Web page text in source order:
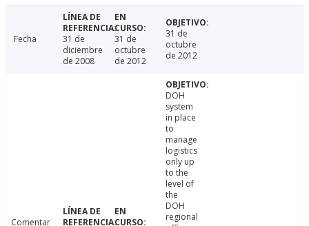
Fecha
31 de
diciembre
de 2008
31 de
octubre
de 2012
31 de
octubre
de 2012
Comentar
DOH
system
in place
to
manage
logistics
only up
to the
level of
the
DOH
regional